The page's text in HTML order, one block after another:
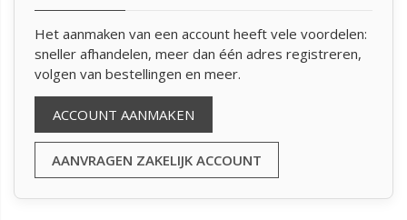
Het aanmaken van een account heeft vele voordelen:
sneller afhandelen, meer dan één adres registreren,
volgen van bestellingen en meer.
ACCOUNT AANMAKEN
AANVRAGEN ZAKELIJK ACCOUNT